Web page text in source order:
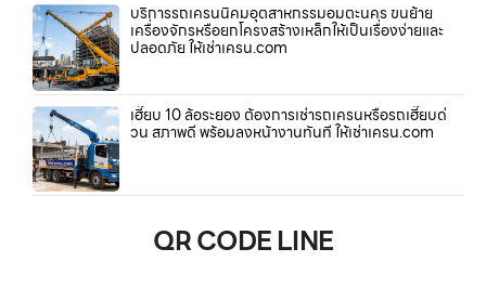
บริการรถเครนนิคมอุตสาหกรรมอมตะนคร ขนย้าย
เครื่องจักรหรือยกโครงสร้างเหล็กให้เป็นเรื่องง่ายและ
ปลอดภัย ให้เช่าเครน.com
เฮี๊ยบ 10 ล้อระยอง ต้องการเช่ารถเครนหรือรถเฮี๊ยบด่
วน สภาพดี พร้อมลงหน้างานทันที ให้เช่าเครน.com
QR CODE LINE